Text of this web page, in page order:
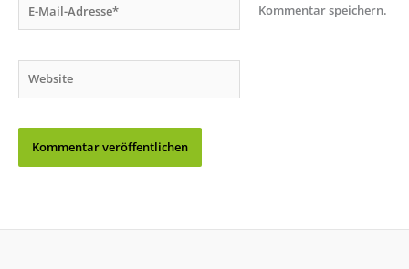
Mail-
Kommentar speichern.